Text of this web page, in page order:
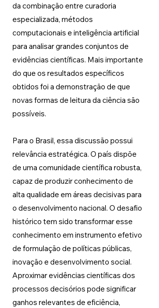
da combinação entre curadoria
especializada, métodos
computacionais e inteligência artificial
para analisar grandes conjuntos de
evidências científicas. Mais importante
do que os resultados específicos
obtidos foi a demonstração de que
novas formas de leitura da ciência são
possíveis.
Para o Brasil, essa discussão possui
relevância estratégica. O país dispõe
de uma comunidade científica robusta,
capaz de produzir conhecimento de
alta qualidade em áreas decisivas para
o desenvolvimento nacional. O desafio
histórico tem sido transformar esse
conhecimento em instrumento efetivo
de formulação de políticas públicas,
inovação e desenvolvimento social.
Aproximar evidências científicas dos
processos decisórios pode significar
ganhos relevantes de eficiência,